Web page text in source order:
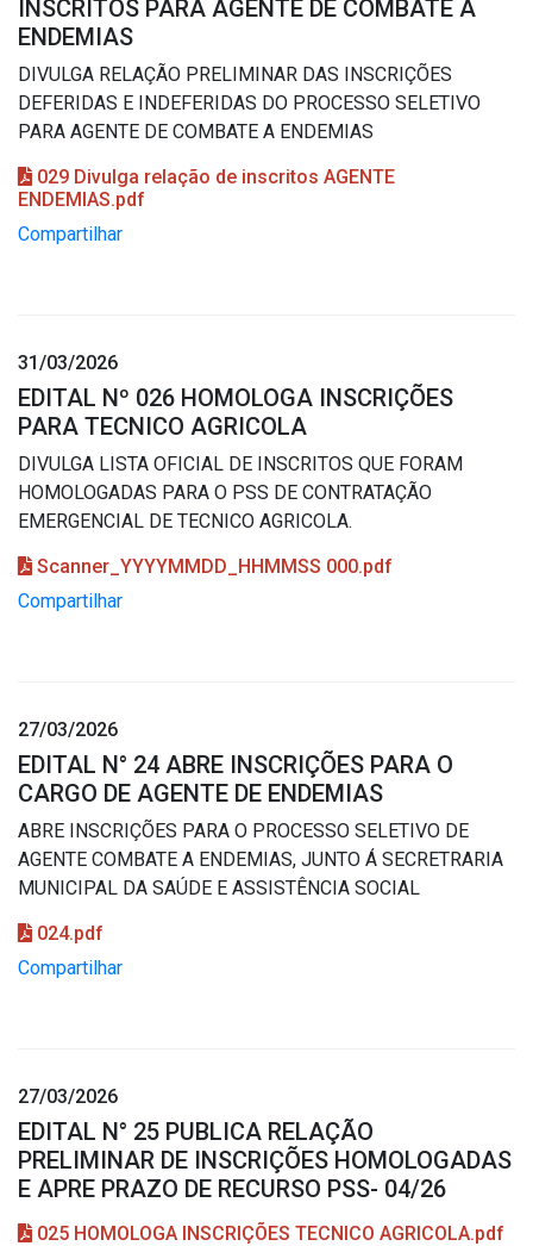
INSCRITOS PARA AGENTE DE COMBATE A
ENDEMIAS
DIVULGA RELAÇÃO PRELIMINAR DAS INSCRIÇÕES
DEFERIDAS E INDEFERIDAS DO PROCESSO SELETIVO
PARA AGENTE DE COMBATE A ENDEMIAS
029 Divulga relação de inscritos AGENTE
ENDEMIAS.pdf
Compartilhar
31/03/2026
EDITAL Nº 026 HOMOLOGA INSCRIÇÕES
PARA TECNICO AGRICOLA
DIVULGA LISTA OFICIAL DE INSCRITOS QUE FORAM
HOMOLOGADAS PARA O PSS DE CONTRATAÇÃO
EMERGENCIAL DE TECNICO AGRICOLA.
Scanner_YYYYMMDD_HHMMSS 000.pdf
Compartilhar
27/03/2026
EDITAL N° 24 ABRE INSCRIÇÕES PARA O
CARGO DE AGENTE DE ENDEMIAS
ABRE INSCRIÇÕES PARA O PROCESSO SELETIVO DE
AGENTE COMBATE A ENDEMIAS, JUNTO Á SECRETRARIA
MUNICIPAL DA SAÚDE E ASSISTÊNCIA SOCIAL
024.pdf
Compartilhar
27/03/2026
EDITAL N° 25 PUBLICA RELAÇÃO
PRELIMINAR DE INSCRIÇÕES HOMOLOGADAS
E APRE PRAZO DE RECURSO PSS- 04/26
025 HOMOLOGA INSCRIÇÕES TECNICO AGRICOLA.pdf